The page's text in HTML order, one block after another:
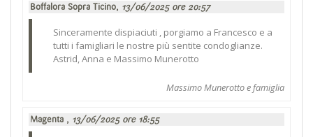
Boffalora Sopra Ticino, 13/06/2025 ore 20:57
Sinceramente dispiaciuti , porgiamo a Francesco e a
tutti i famigliari le nostre più sentite condoglianze.
Astrid, Anna e Massimo Munerotto
Massimo Munerotto e famiglia
Magenta , 13/06/2025 ore 18:55